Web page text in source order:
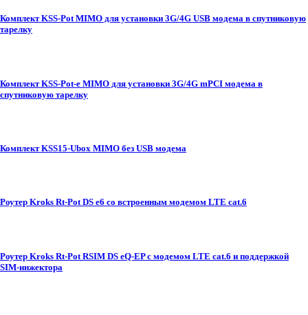
Комплект KSS-Pot MIMO для установки 3G/4G USB модема в спутниковую
тарелку
Комплект KSS-Pot-e MIMO для установки 3G/4G mPCI модема в
спутниковую тарелку
Комплект KSS15-Ubox MIMO без USB модема
Роутер Kroks Rt-Pot DS e6 со встроенным модемом LTE cat.6
Роутер Kroks Rt-Pot RSIM DS eQ-EP с модемом LTE cat.6 и поддержкой
SIM-инжектора